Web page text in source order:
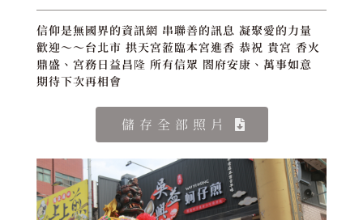
信仰是無國界的資訊網 串聯善的訊息 凝聚愛的力量
歡迎～～台北市 拱天宮蒞臨本宮進香 恭祝 貴宮 香火
鼎盛、宮務日益昌隆 所有信眾 閤府安康、萬事如意
期待下次再相會
儲存全部照片